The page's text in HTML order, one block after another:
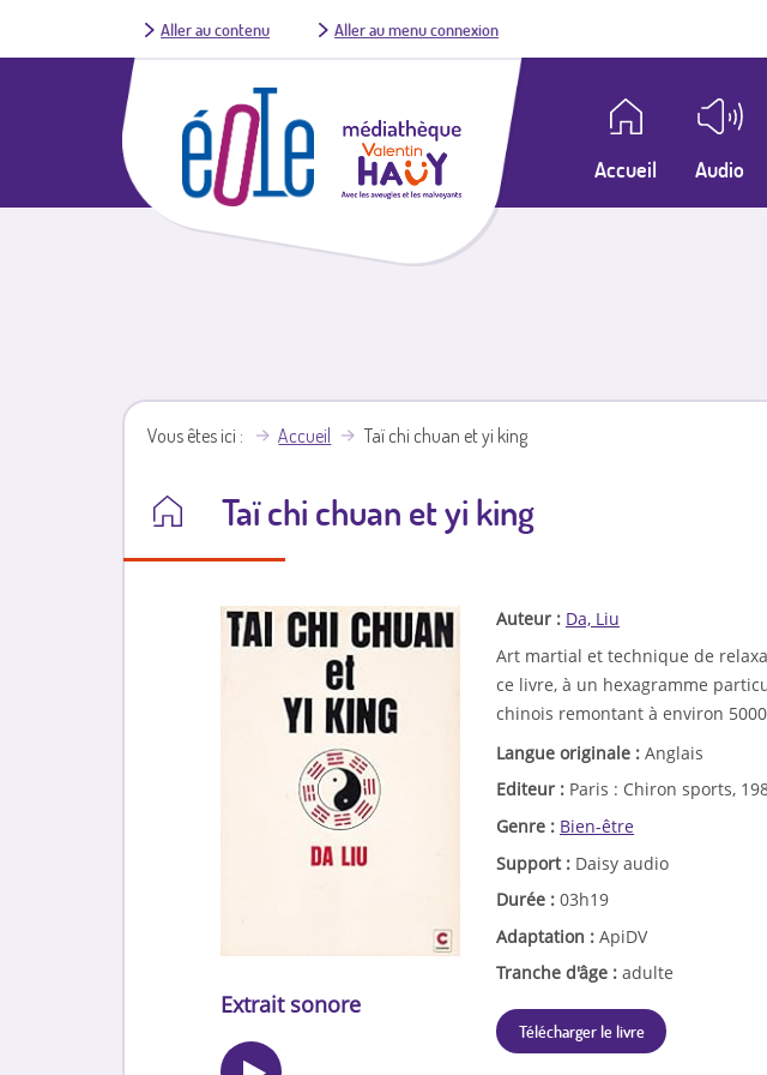
Aller au contenu Aller au menu connexion
Accueil Audio
Vous êtes ici Accueil Taï chi chuan et yi king
Taï chi chuan et yi king
Auteur : Da, Liu
Art martial et technique de
ce livre, à un hexagramme
chinois remontant à environ
Langue originale : Anglais
Editeur : Paris : Chiron sports,
Genre : Bien-être
Support : Daisy audio
Durée : 03h19
Adaptation : ApiDV
Tranche d'âge : adulte
Télécharger le livre
Extrait sonore